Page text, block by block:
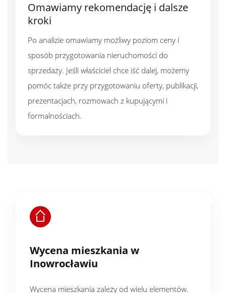
Omawiamy rekomendację i dalsze
kroki
Po analizie omawiamy możliwy poziom ceny i
sposób przygotowania nieruchomości do
sprzedaży. Jeśli właściciel chce iść dalej, możemy
pomóc także przy przygotowaniu oferty, publikacji,
prezentacjach, rozmowach z kupującymi i
formalnościach.
Wycena mieszkania w
Inowrocławiu
Wycena mieszkania zależy od wielu elementów.